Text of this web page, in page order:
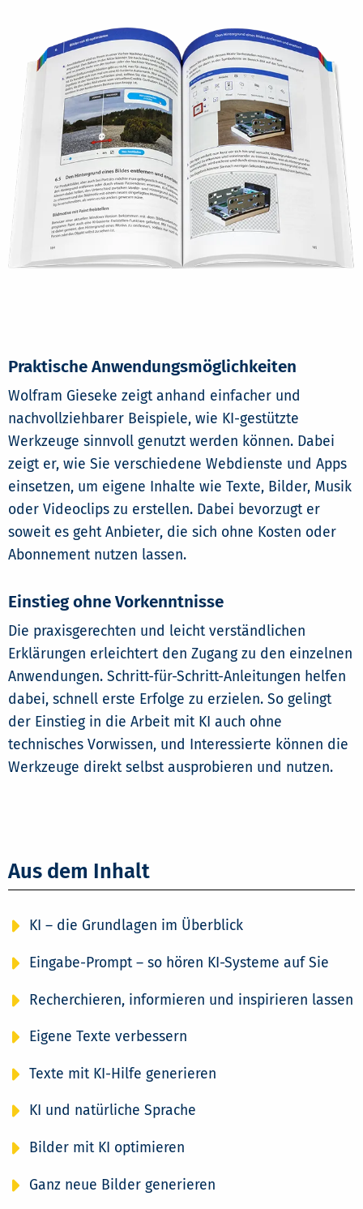
Praktische Anwendungsmöglichkeiten
Wolfram Gieseke zeigt anhand einfacher und
nachvollziehbarer Beispiele, wie KI-gestützte
Werkzeuge sinnvoll genutzt werden können. Dabei
zeigt er, wie Sie verschiedene Webdienste und Apps
einsetzen, um eigene Inhalte wie Texte, Bilder, Musik
oder Videoclips zu erstellen. Dabei bevorzugt er
soweit es geht Anbieter, die sich ohne Kosten oder
Abonnement nutzen lassen.
Einstieg ohne Vorkenntnisse
Die praxisgerechten und leicht verständlichen
Erklärungen erleichtert den Zugang zu den einzelnen
Anwendungen. Schritt-für-Schritt-Anleitungen helfen
dabei, schnell erste Erfolge zu erzielen. So gelingt
der Einstieg in die Arbeit mit KI auch ohne
technisches Vorwissen, und Interessierte können die
Werkzeuge direkt selbst ausprobieren und nutzen.
Aus dem Inhalt
KI – die Grundlagen im Überblick
Eingabe-Prompt – so hören KI-Systeme auf Sie
Recherchieren, informieren und inspirieren lassen
Eigene Texte verbessern
Texte mit KI-Hilfe generieren
KI und natürliche Sprache
Bilder mit KI optimieren
Ganz neue Bilder generieren